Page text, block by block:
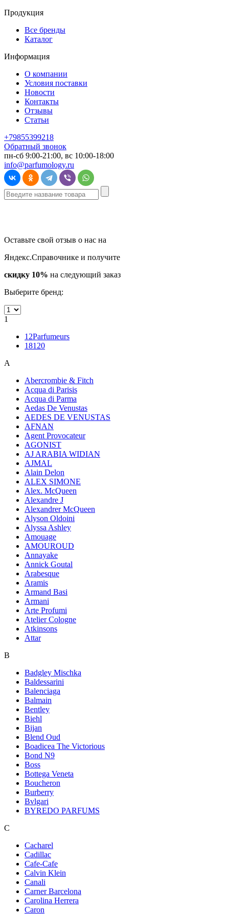
Продукция
Все бренды
Каталог
Информация
О компании
Условия поставки
Новости
Контакты
Отзывы
Статьи
+79855399218
Обратный звонок
пн-сб 9:00-21:00, вс 10:00-18:00
info@parfumology.ru
Оставьте свой отзыв о нас на
Яндекс.Справочнике и получите
скидку 10% на следующий заказ
Выберите бренд:
1
12Parfumeurs
18120
A
Abercrombie & Fitch
Acqua di Parisis
Acqua di Parma
Aedas De Venustas
AEDES DE VENUSTAS
AFNAN
Agent Provocateur
AGONIST
AJ ARABIA WIDIAN
AJMAL
Alain Delon
ALEX SIMONE
Alex. McQueen
Alexandre J
Alexandrer McQueen
Alyson Oldoini
Alyssa Ashley
Amouage
AMOUROUD
Annayake
Annick Goutal
Arabesque
Aramis
Armand Basi
Armani
Arte Profumi
Atelier Cologne
Atkinsons
Attar
B
Badgley Mischka
Baldessarini
Balenciaga
Balmain
Bentley
Biehl
Bijan
Blend Oud
Boadicea The Victorious
Bond N9
Boss
Bottega Veneta
Boucheron
Burberry
Bvlgari
BYREDO PARFUMS
C
Cacharel
Cadillac
Cafe-Cafe
Calvin Klein
Canali
Carner Barcelona
Carolina Herrera
Caron